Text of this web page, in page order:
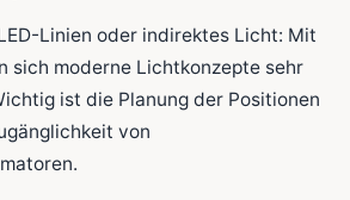
Linien oder indirektes Licht: Mit
sich moderne Lichtkonzepte sehr
ist die Planung der Positionen
von